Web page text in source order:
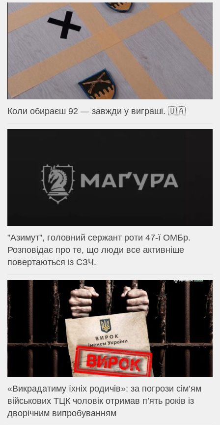
Коли обираєш 92 — завжди у виграші. 🇺🇦
⁨”Азимут”, головний сержант роти 47-ї ОМБр.
Розповідає про те, що люди все активніше
повертаються із СЗЧ.
«Викрадатиму їхніх родичів»: за погрози сім’ям
військових ТЦК чоловік отримав п’ять років із
дворічним випробуванням